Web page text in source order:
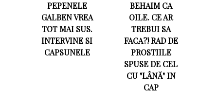
PEPENELE
GALBEN VREA
TOT MAI SUS.
INTERVINE SI
CAPSUNELE
BEHAIM CA
OILE. CE AR
TREBUI SA
FACA?! RAD DE
PROSTIILE
SPUSE DE CEL
CU "LÂNĂ" IN
CAP